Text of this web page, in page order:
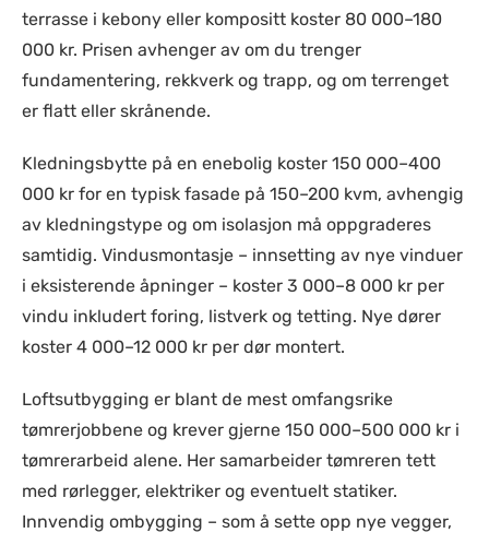
terrasse i kebony eller kompositt koster 80 000–180
000 kr. Prisen avhenger av om du trenger
fundamentering, rekkverk og trapp, og om terrenget
er flatt eller skrånende.
Kledningsbytte på en enebolig koster 150 000–400
000 kr for en typisk fasade på 150–200 kvm, avhengig
av kledningstype og om isolasjon må oppgraderes
samtidig. Vindusmontasje – innsetting av nye vinduer
i eksisterende åpninger – koster 3 000–8 000 kr per
vindu inkludert foring, listverk og tetting. Nye dører
koster 4 000–12 000 kr per dør montert.
Loftsutbygging er blant de mest omfangsrike
tømrerjobbene og krever gjerne 150 000–500 000 kr i
tømrerarbeid alene. Her samarbeider tømreren tett
med rørlegger, elektriker og eventuelt statiker.
Innvendig ombygging – som å sette opp nye vegger,